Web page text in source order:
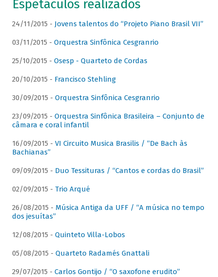
Espetáculos realizados
24/11/2015 - Jovens talentos do “Projeto Piano Brasil VII”
03/11/2015 - Orquestra Sinfônica Cesgranrio
25/10/2015 - Osesp - Quarteto de Cordas
20/10/2015 - Francisco Stehling
30/09/2015 - Orquestra Sinfônica Cesgranrio
23/09/2015 - Orquestra Sinfônica Brasileira – Conjunto de
câmara e coral infantil
16/09/2015 - VI Circuito Musica Brasilis / “De Bach às
Bachianas”
09/09/2015 - Duo Tessituras / “Cantos e cordas do Brasil”
02/09/2015 - Trio Arqué
26/08/2015 - Música Antiga da UFF / “A música no tempo
dos jesuítas”
12/08/2015 - Quinteto Villa-Lobos
05/08/2015 - Quarteto Radamés Gnattali
29/07/2015 - Carlos Gontijo / “O saxofone erudito”